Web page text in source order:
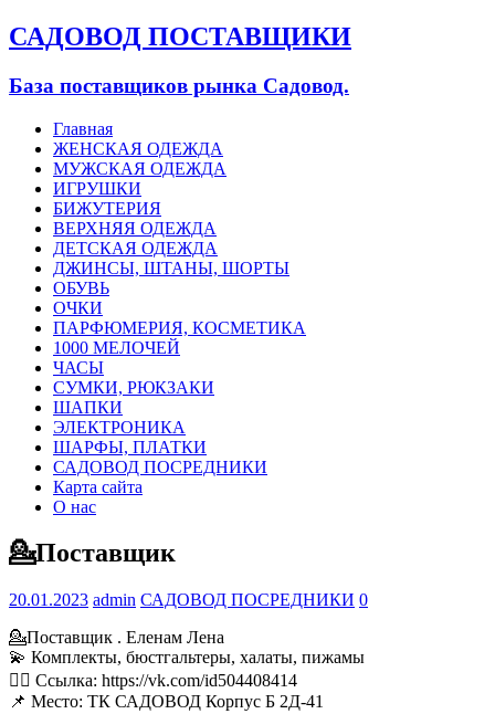
САДОВОД ПОСТАВЩИКИ
База поставщиков рынка Садовод.
Главная
ЖЕНСКАЯ ОДЕЖДА
МУЖСКАЯ ОДЕЖДА
ИГРУШКИ
БИЖУТЕРИЯ
ВЕРХНЯЯ ОДЕЖДА
ДЕТСКАЯ ОДЕЖДА
ДЖИНСЫ, ШТАНЫ, ШОРТЫ
ОБУВЬ
ОЧКИ
ПАРФЮМЕРИЯ, КОСМЕТИКА
1000 МЕЛОЧЕЙ
ЧАСЫ
СУМКИ, РЮКЗАКИ
ШАПКИ
ЭЛЕКТРОНИКА
ШАРФЫ, ПЛАТКИ
САДОВОД ПОСРЕДНИКИ
Карта сайта
О нас
💁Поставщик
20.01.2023 admin САДОВОД ПОСРЕДНИКИ 0
💁Поставщик . Еленам Ленa
💫 Комплекты, бюстгальтеры, халаты, пижамы
👉🏻 Ссылка: https://vk.com/id504408414
📌 Место: ТК САДОВОД Корпус Б 2Д-41